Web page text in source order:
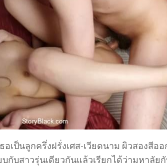
เป็นลูกครึ่งฝรั่งเศส-เวียดนาม ผิวสองสีอ
บสาวรุ่นเดียวกันแล้วเรียกได้ว่ามหาลัย